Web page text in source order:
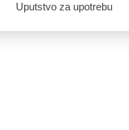
Uputstvo za upotrebu